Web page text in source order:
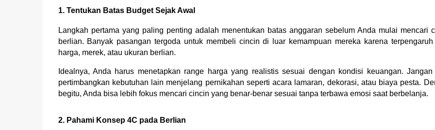
1. Tentukan Batas Budget Sejak Awal
Langkah pertama yang paling penting adalah menentukan batas anggaran sebelum Anda mulai mencari
berlian. Banyak pasangan tergoda untuk membeli cincin di luar kemampuan mereka karena terpengaruh
harga, merek, atau ukuran berlian.
Idealnya, Anda harus menetapkan range harga yang realistis sesuai dengan kondisi keuangan. Jangan
pertimbangkan kebutuhan lain menjelang pernikahan seperti acara lamaran, dekorasi, atau biaya pesta.
begitu, Anda bisa lebih fokus mencari cincin yang benar-benar sesuai tanpa terbawa emosi saat berbelanja.
2. Pahami Konsep 4C pada Berlian